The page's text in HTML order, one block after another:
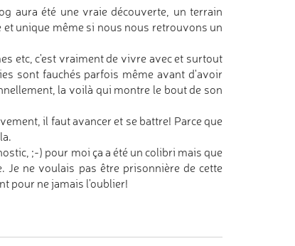
aura été une vraie découverte, un terrain
unique même si nous nous retrouvons un
etc, c'est vraiment de vivre avec et surtout
sont fauchés parfois même avant d'avoir
la voilà qui montre le bout de son
il faut avancer et se battre! Parce que
;-) pour moi ça a été un colibri mais que
Je ne voulais pas être prisonnière de cette
pour ne jamais l'oublier!